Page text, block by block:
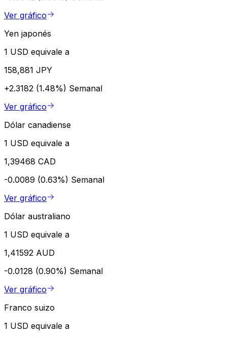
Ver gráfico
Yen japonés
1 USD equivale a
158,881 JPY
+2.3182 (1.48%) Semanal
Ver gráfico
Dólar canadiense
1 USD equivale a
1,39468 CAD
-0.0089 (0.63%) Semanal
Ver gráfico
Dólar australiano
1 USD equivale a
1,41592 AUD
-0.0128 (0.90%) Semanal
Ver gráfico
Franco suizo
1 USD equivale a